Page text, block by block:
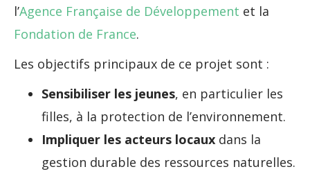
l’Agence Française de Développement et la
Fondation de France.
Les objectifs principaux de ce projet sont :
Sensibiliser les jeunes, en particulier les
filles, à la protection de l’environnement.
Impliquer les acteurs locaux dans la
gestion durable des ressources naturelles.